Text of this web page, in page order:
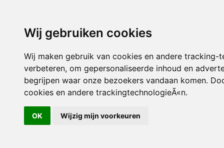
Wij gebruiken cookies
Wij maken gebruik van cookies en andere
verbeteren, om gepersonaliseerde inhoud en
begrijpen waar onze bezoekers vandaan komen.
cookies en andere trackingtechnologieÃ«n.
OK Wijzig mijn voorkeuren